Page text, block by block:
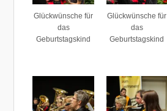
Glückwünsche für
das
Geburtstagskind
Glückwünsche für
das
Geburtstagskind